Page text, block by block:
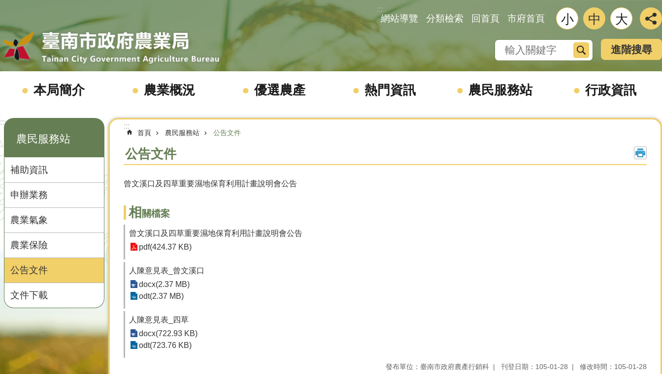
:::
網站導覽 分類檢索 回首頁 市府首頁 小 中 大
搜尋 進階搜尋
本局簡介 農業概況 優選農產 熱門資訊 農民服務站 行政資訊
:::
農民服務站
補助資訊
申辦業務
農業氣象
農業保險
公告文件
文件下載
:::
首頁 農民服務站 公告文件
公告文件
曾文溪口及四草重要濕地保育利用計畫說明會公告
相 關檔案
曾文溪口及四草重要濕地保育利用計畫說明會公告
pdf(424.37 KB)
人陳意見表_曾文溪口
docx(2.37 MB)
odt(2.37 MB)
人陳意見表_四草
docx(722.93 KB)
odt(723.76 KB)
發布單位：臺南市政府農產行銷科 刊登日期：105-01-28 修改時間：105-01-28